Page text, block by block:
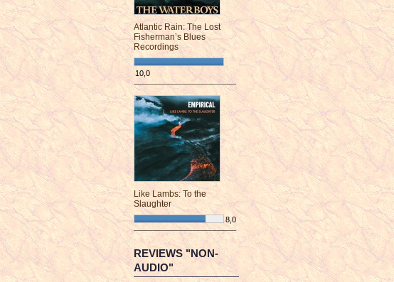
Atlantic Rain: The Lost
Fisherman’s Blues
Recordings
10,0
¯¯¯¯¯¯¯¯¯¯¯¯¯¯¯¯¯¯¯¯¯¯¯¯
Like Lambs: To the
Slaughter
8,0
¯¯¯¯¯¯¯¯¯¯¯¯¯¯¯¯¯¯¯¯¯¯¯¯
REVIEWS "NON-
AUDIO"